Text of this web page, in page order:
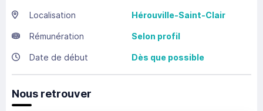
Localisation Hérouville-Saint-Clair
Rémunération Selon profil
Date de début Dès que possible
Nous retrouver